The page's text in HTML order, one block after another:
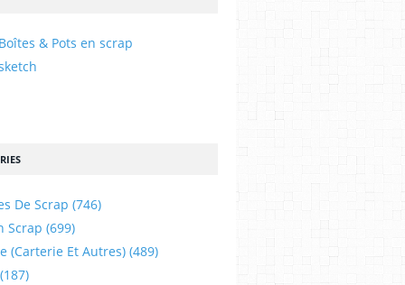
& Pots en scrap
De Scrap (746)
Scrap (699)
(carterie Et Autres) (489)